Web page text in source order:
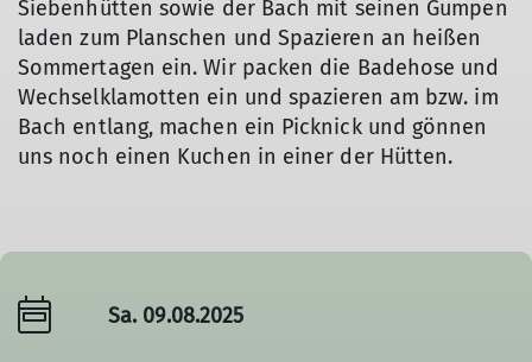
Siebenhütten sowie der Bach mit seinen Gumpen
laden zum Planschen und Spazieren an heißen
Sommertagen ein. Wir packen die Badehose und
Wechselklamotten ein und spazieren am bzw. im
Bach entlang, machen ein Picknick und gönnen
uns noch einen Kuchen in einer der Hütten.
Sa. 09.08.2025